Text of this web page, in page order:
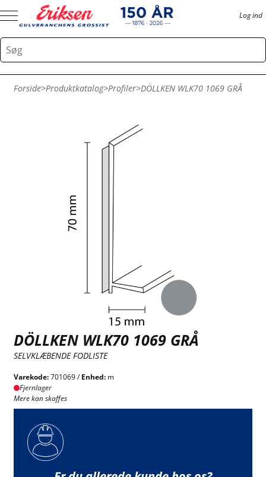
Log ind
Forside>Produktkatalog>Profiler>DÖLLKEN WLK70 1069 GRÅ
DÖLLKEN WLK70 1069 GRÅ
SELVKLÆBENDE FODLISTE
Varekode:701069 /Enhed: m
Fjernlager
Mere kan skaffes